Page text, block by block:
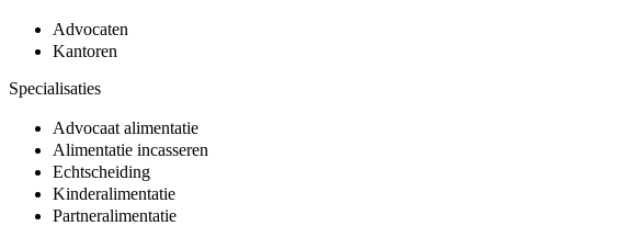
Advocaten
Kantoren
Specialisaties
Advocaat alimentatie
Alimentatie incasseren
Echtscheiding
Kinderalimentatie
Partneralimentatie